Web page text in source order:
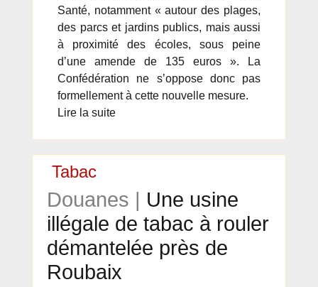
Santé, notamment « autour des plages,
des parcs et jardins publics, mais aussi
à proximité des écoles, sous peine
d’une amende de 135 euros ». La
Confédération ne s’oppose donc pas
formellement à cette nouvelle mesure.
Lire la suite
Tabac
Douanes | Une usine
illégale de tabac à rouler
démantelée près de
Roubaix